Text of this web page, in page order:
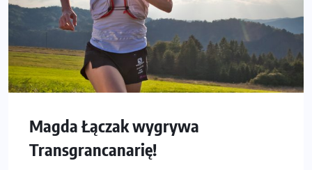
Magda Łączak wygrywa
Transgrancanarię!